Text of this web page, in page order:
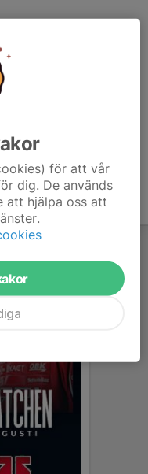
för att vår
dig. De används
att hjälpa oss att